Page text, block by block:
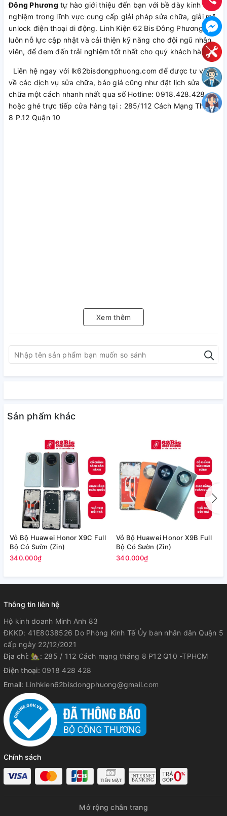
Đông Phương tự hào giới thiệu đến bạn với bề dày kinh
nghiệm trong lĩnh vực cung cấp giải pháp sửa chữa, giải mã,
unlock điện thoại di động. Linh Kiện 62 Bis Đông Phương
luôn nỗ lực cập nhật và cải thiện kỹ năng cho đội ngũ nhân
viên, để đem đến trải nghiệm tốt nhất cho quý khách hàng.
Liên hệ ngay với lk62bisdongphuong.com để được tư vấn
về các dịch vụ sửa chữa, báo giá cũng như đặt lịch sửa
chữa một cách nhanh nhất qua số Hotline: 0918.428.428
hoặc ghé trực tiếp cửa hàng tại : 285/112 Cách Mạng Tháng
8 P.12 Quận 10
Xem thêm
Sản phẩm khác
Vỏ Bộ Huawei Honor X9C Full
Bộ Có Sườn (Zin)
340.000₫
Vỏ Bộ Huawei Honor X9B Full
Bộ Có Sườn (Zin)
340.000₫
Thông tin liên hệ
Hộ kinh doanh Minh Anh 83
ĐKKD: 41E8038526 Do Phòng Kinh Tế Ủy ban nhân dân Quận 5
cấp ngày 22/12/2021
Địa chỉ: 🏡: 285 / 112 Cách mạng tháng 8 P12 Q10 -TPHCM
Điện thoại: 0918 428 428
Email: Linhkien62bisdongphuong@gmail.com
Chính sách
Mở rộng chân trang